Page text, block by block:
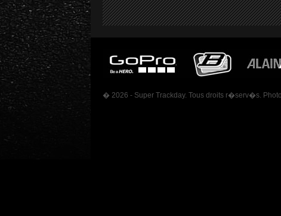
� 2026 - Super Trackday. Tous droits r�serv�s.